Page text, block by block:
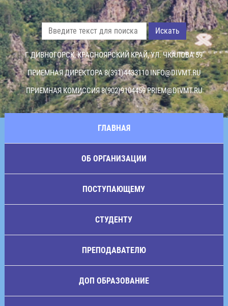
Искать
Г. ДИВНОГОРСК, КРАСНОЯРСКИЙ КРАЙ, УЛ. ЧКАЛОВА 59
ПРИЕМНАЯ ДИРЕКТОРА 8(391)4433110INFO@DIVMT.RU
ПРИЕМНАЯ КОМИССИЯ 8(902)9104459PRIEM@DIVMT.RU
ГЛАВНАЯ
ОБ ОРГАНИЗАЦИИ
ПОСТУПАЮЩЕМУ
СТУДЕНТУ
ПРЕПОДАВАТЕЛЮ
ДОП ОБРАЗОВАНИЕ